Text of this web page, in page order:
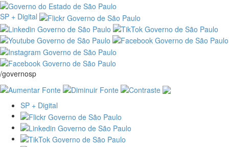
SP + Digital
/governosp
SP + Digital